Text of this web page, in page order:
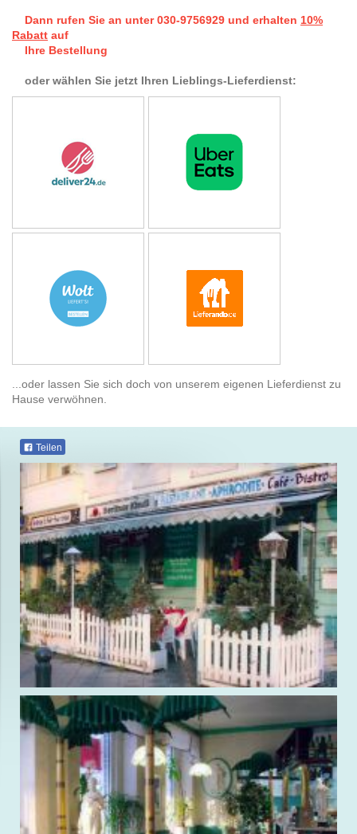
Dann rufen Sie an unter 030-9756929 und erhalten 10%
Rabatt auf
Ihre Bestellung
oder wählen Sie jetzt Ihren Lieblings-Lieferdienst:
...oder lassen Sie sich doch von unserem eigenen Lieferdienst zu
Hause verwöhnen.
Teilen